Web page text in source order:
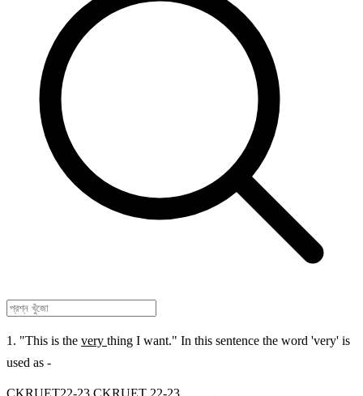
1. "This is the very thing I want." In this sentence the word 'very' is
used as -
CKRUET22-23,CKRUET 22-23